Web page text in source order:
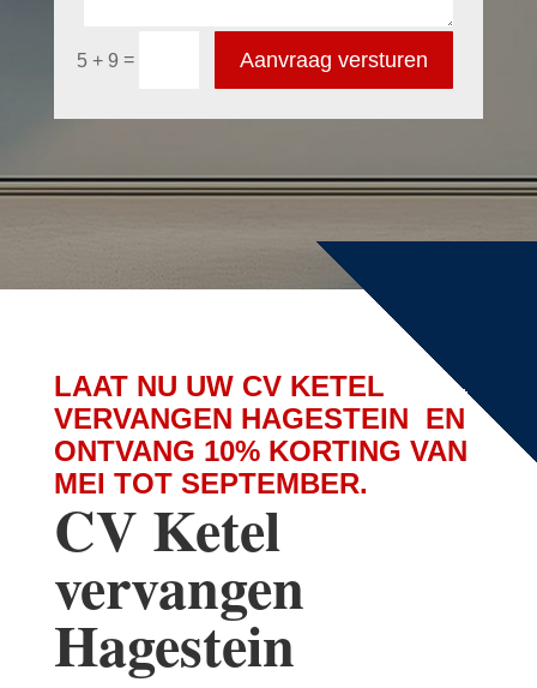
5 + 9 = Aanvraag versturen
LAAT NU UW CV KETEL
VERVANGEN HAGESTEIN EN
ONTVANG 10% KORTING VAN
MEI TOT SEPTEMBER.
CV Ketel
vervangen
Hagestein